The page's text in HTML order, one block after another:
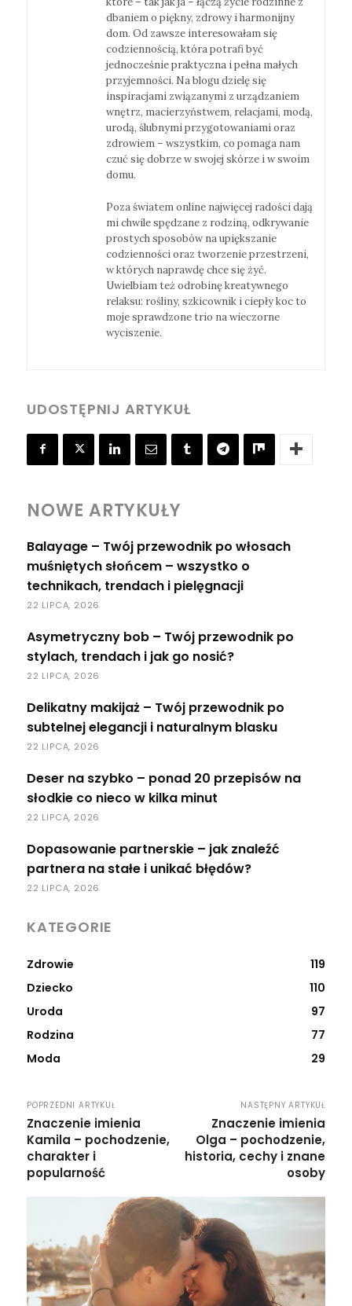
dbaniem o piękny, zdrowy i harmonijny
dom. Od zawsze interesowałam się
codziennością, która potrafi być
jednocześnie praktyczna i pełna małych
przyjemności. Na blogu dzielę się
inspiracjami związanymi z urządzaniem
wnętrz, macierzyństwem, relacjami, modą,
urodą, ślubnymi przygotowaniami oraz
zdrowiem – wszystkim, co pomaga nam
czuć się dobrze w swojej skórze i w swoim
domu.
Poza światem online najwięcej radości dają
mi chwile spędzane z rodziną, odkrywanie
prostych sposobów na upiększanie
codzienności oraz tworzenie przestrzeni,
w których naprawdę chce się żyć.
Uwielbiam też odrobinę kreatywnego
relaksu: rośliny, szkicownik i ciepły koc to
moje sprawdzone trio na wieczorne
wyciszenie.
UDOSTĘPNIJ ARTYKUŁ
NOWE ARTYKUŁY
Balayage – Twój przewodnik po włosach
muśniętych słońcem – wszystko o
technikach, trendach i pielęgnacji
22 LIPCA, 2026
Asymetryczny bob – Twój przewodnik po
stylach, trendach i jak go nosić?
22 LIPCA, 2026
Delikatny makijaż – Twój przewodnik po
subtelnej elegancji i naturalnym blasku
22 LIPCA, 2026
Deser na szybko – ponad 20 przepisów na
słodkie co nieco w kilka minut
22 LIPCA, 2026
Dopasowanie partnerskie – jak znaleźć
partnera na stałe i unikać błędów?
22 LIPCA, 2026
KATEGORIE
Zdrowie
119
Dziecko
110
Uroda
97
Rodzina
77
Moda
29
POPRZEDNI ARTYKUŁ
Znaczenie imienia
Kamila – pochodzenie,
charakter i
popularność
NASTĘPNY ARTYKUŁ
Znaczenie imienia
Olga – pochodzenie,
historia, cechy i znane
osoby